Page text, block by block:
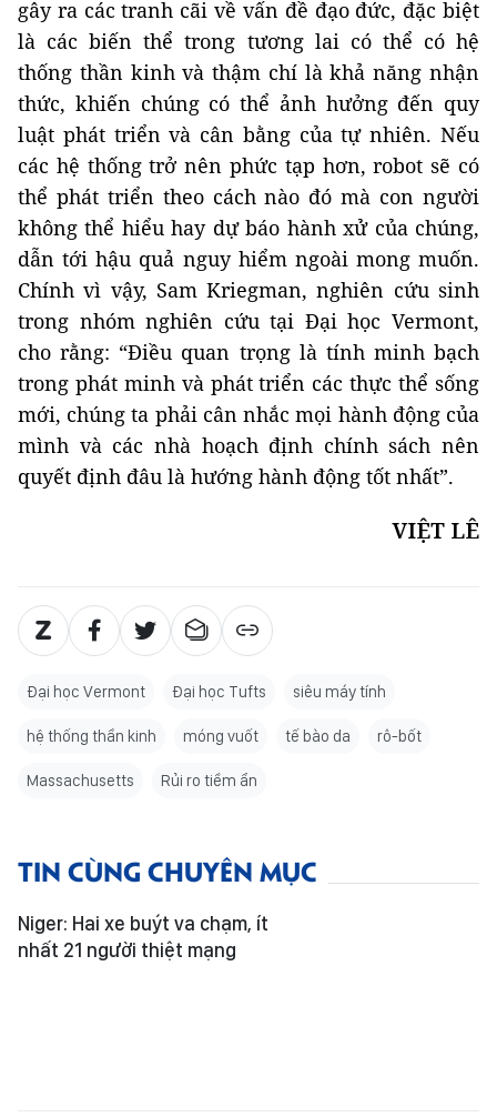
gây ra các tranh cãi về vấn đề đạo đức, đặc biệt
là các biến thể trong tương lai có thể có hệ
thống thần kinh và thậm chí là khả năng nhận
thức, khiến chúng có thể ảnh hưởng đến quy
luật phát triển và cân bằng của tự nhiên. Nếu
các hệ thống trở nên phức tạp hơn, robot sẽ có
thể phát triển theo cách nào đó mà con người
không thể hiểu hay dự báo hành xử của chúng,
dẫn tới hậu quả nguy hiểm ngoài mong muốn.
Chính vì vậy, Sam Kriegman, nghiên cứu sinh
trong nhóm nghiên cứu tại Đại học Vermont,
cho rằng: “Điều quan trọng là tính minh bạch
trong phát minh và phát triển các thực thể sống
mới, chúng ta phải cân nhắc mọi hành động của
mình và các nhà hoạch định chính sách nên
quyết định đâu là hướng hành động tốt nhất”.
VIỆT LÊ
Đại học Vermont Đại học Tufts siêu máy tính
hệ thống thần kinh móng vuốt tế bào da rô-bốt
Massachusetts Rủi ro tiềm ẩn
TIN CÙNG CHUYÊN MỤC
Niger: Hai xe buýt va chạm, ít
nhất 21 người thiệt mạng